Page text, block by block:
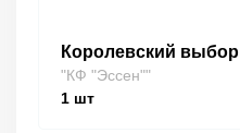
Королевский выбор
"КФ "Эссен""
1 шт